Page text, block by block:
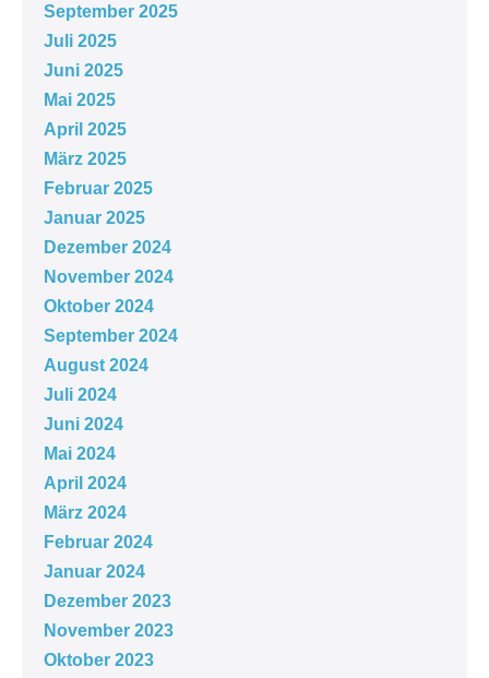
September 2025
Juli 2025
Juni 2025
Mai 2025
April 2025
März 2025
Februar 2025
Januar 2025
Dezember 2024
November 2024
Oktober 2024
September 2024
August 2024
Juli 2024
Juni 2024
Mai 2024
April 2024
März 2024
Februar 2024
Januar 2024
Dezember 2023
November 2023
Oktober 2023